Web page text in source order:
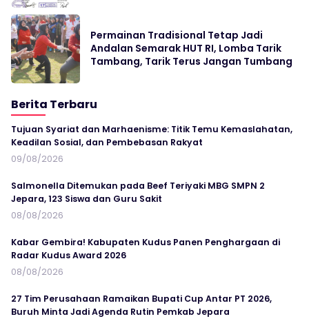
Permainan Tradisional Tetap Jadi
Andalan Semarak HUT RI, Lomba Tarik
Tambang, Tarik Terus Jangan Tumbang
Berita Terbaru
Tujuan Syariat dan Marhaenisme: Titik Temu Kemaslahatan,
Keadilan Sosial, dan Pembebasan Rakyat
09/08/2026
Salmonella Ditemukan pada Beef Teriyaki MBG SMPN 2
Jepara, 123 Siswa dan Guru Sakit
08/08/2026
Kabar Gembira! Kabupaten Kudus Panen Penghargaan di
Radar Kudus Award 2026
08/08/2026
27 Tim Perusahaan Ramaikan Bupati Cup Antar PT 2026,
Buruh Minta Jadi Agenda Rutin Pemkab Jepara